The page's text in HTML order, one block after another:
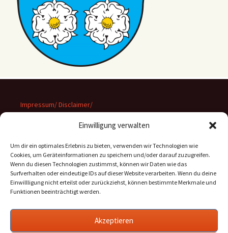
Einwilligung verwalten
Um dir ein optimales Erlebnis zu bieten, verwenden wir Technologien wie
Cookies, um Geräteinformationen zu speichern und/oder darauf zuzugreifen.
Wenn du diesen Technologien zustimmst, können wir Daten wie das
Surfverhalten oder eindeutige IDs auf dieser Website verarbeiten. Wenn du deine
Einwillligung nicht erteilst oder zurückziehst, können bestimmte Merkmale und
Funktionen beeinträchtigt werden.
Akzeptieren
Impressum/ Disclaimer/
Datenschutz
Suchen
nach: